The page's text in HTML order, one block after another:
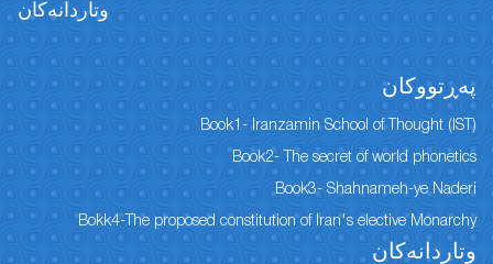
وتاردانەكان
پەڕتووكان
Book1- Iranzamin School of Thought (IST)
Book2- The secret of world phonetics
Book3- Shahnameh-ye Naderi
Bokk4-The proposed constitution of Iran's elective Monarchy
وتاردانەكان